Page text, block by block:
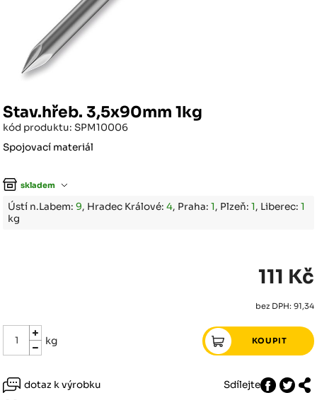
Stav.hřeb. 3,5x90mm 1kg
kód produktu: SPM10006
Spojovací materiál
skladem
Ústí n.Labem:9, Hradec Králové:4, Praha:1, Plzeň:1, Liberec:1
kg
111 Kč
bez DPH: 91,34
kg
dotaz k výrobku
Sdílejte